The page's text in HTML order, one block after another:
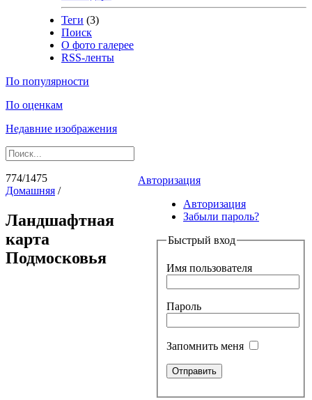
Теги (3)
Поиск
О фото галерее
RSS-ленты
По популярности
По оценкам
Недавние изображения
Авторизация
Авторизация
Забыли пароль?
Быстрый вход
Имя пользователя
Пароль
Запомнить меня
774/1475
Домашняя /
Ландшафтная
карта
Подмосковья